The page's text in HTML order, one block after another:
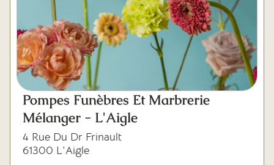
Pompes Funèbres Et Marbrerie
Mélanger - L'Aigle
4 Rue Du Dr Frinault
61300 L'Aigle